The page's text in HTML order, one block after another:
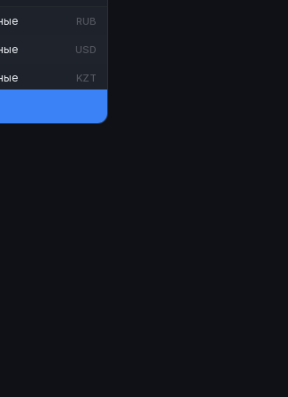
RUB
USD
KZT